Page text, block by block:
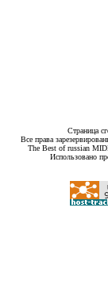
Страница
Все права
The Best of russian
Использовано